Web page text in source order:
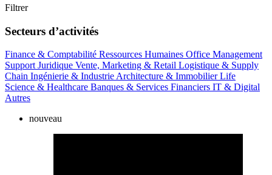
Filtrer
Secteurs d’activités
Finance & Comptabilité Ressources Humaines Office Management
SupportJuridique Vente, Marketing & Retail Logistique & Supply
Chain Ingénierie & IndustrieArchitecture & ImmobilierLife
Science & Healthcare Banques & Services Financiers IT & Digital
Autres
nouveau